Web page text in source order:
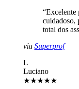
“Excelente
cuidadoso,
total dos
via Superprof
L
Luciano
★★★★★